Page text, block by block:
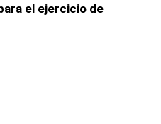
el ejercicio de